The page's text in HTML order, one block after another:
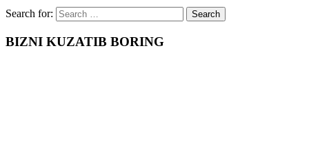
Search for:
BIZNI KUZATIB BORING